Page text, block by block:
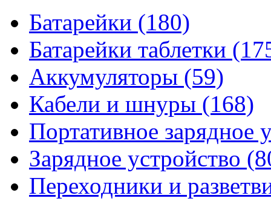
Батарейки (180)
Батарейки таблетки
Аккумуляторы (59)
Кабели и шнуры (168)
Портативное зарядное
Зарядное устройство
Переходники и